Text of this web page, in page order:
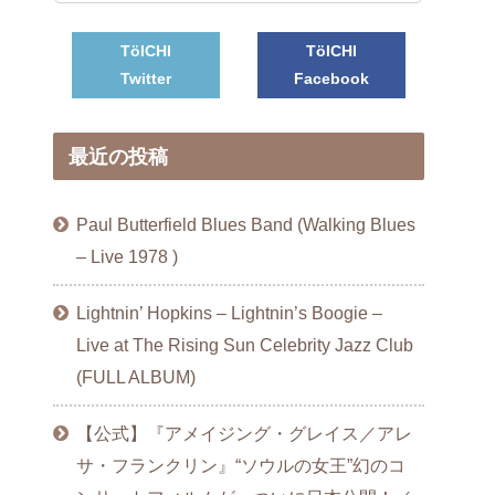
TöICHI
Twitter
TöICHI
Facebook
最近の投稿
Paul Butterfield Blues Band (Walking Blues
– Live 1978 )
Lightnin’ Hopkins – Lightnin’s Boogie –
Live at The Rising Sun Celebrity Jazz Club
(FULL ALBUM)
【公式】『アメイジング・グレイス／アレ
サ・フランクリン』“ソウルの女王”幻のコ